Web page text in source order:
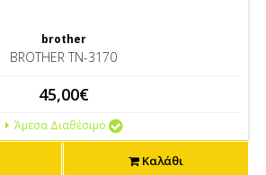
brother
BROTHER TN-3170
45,00€
Άμεσα Διαθέσιμο
Καλάθι